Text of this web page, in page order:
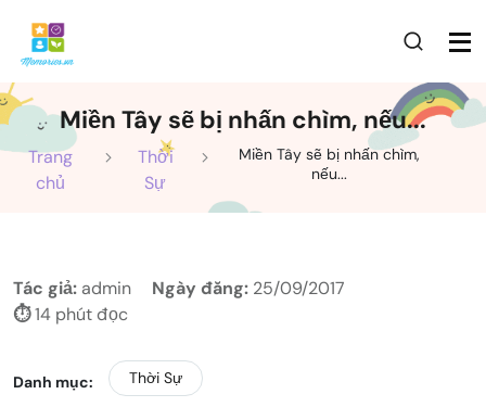
Miền Tây sẽ bị nhấn chìm, nếu...
Trang
chủ
Thời
Sự
Miền Tây sẽ bị nhấn chìm,
nếu...
Tác giả: admin Ngày đăng: 25/09/2017
⏱️14 phút đọc
Danh mục: Thời Sự